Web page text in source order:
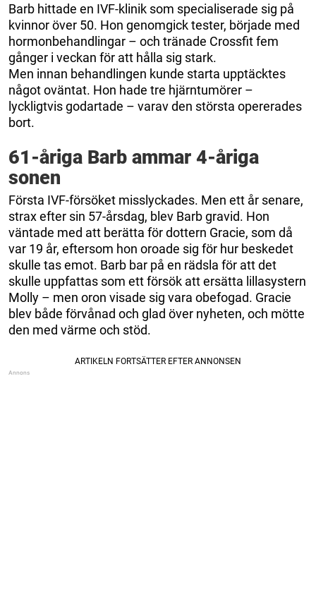
Barb hittade en IVF-klinik som specialiserade sig på
kvinnor över 50. Hon genomgick tester, började med
hormonbehandlingar – och tränade Crossfit fem
gånger i veckan för att hålla sig stark.
Men innan behandlingen kunde starta upptäcktes
något oväntat. Hon hade tre hjärntumörer –
lyckligtvis godartade – varav den största opererades
bort.
61-åriga Barb ammar 4-åriga
sonen
Första IVF-försöket misslyckades. Men ett år senare,
strax efter sin 57-årsdag, blev Barb gravid. Hon
väntade med att berätta för dottern Gracie, som då
var 19 år, eftersom hon oroade sig för hur beskedet
skulle tas emot. Barb bar på en rädsla för att det
skulle uppfattas som ett försök att ersätta lillasystern
Molly – men oron visade sig vara obefogad. Gracie
blev både förvånad och glad över nyheten, och mötte
den med värme och stöd.